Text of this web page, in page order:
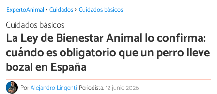
ExpertoAnimal Cuidados Cuidados básicos
Cuidados básicos
La Ley de Bienestar Animal lo confirma:
cuándo es obligatorio que un perro lleve
bozal en España
PorAlejandro Lingenti, Periodista.12 junio 2026